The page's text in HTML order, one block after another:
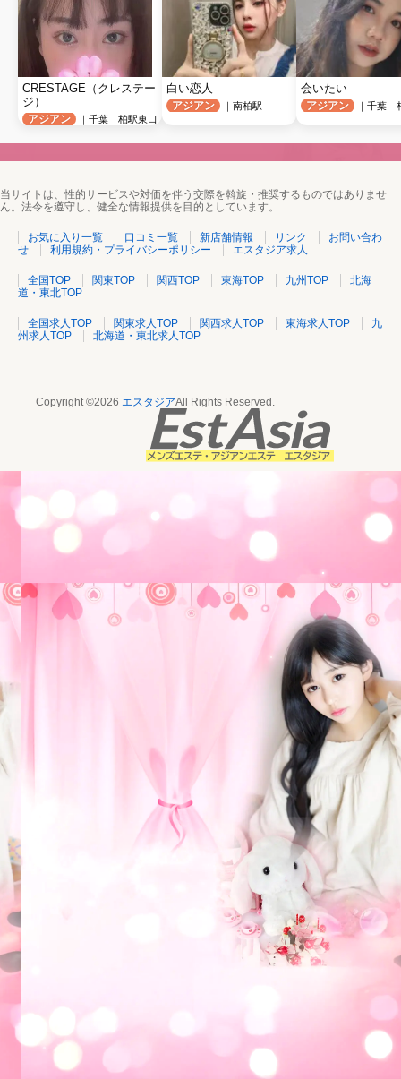
CRESTAGE（クレステー
ジ）
アジアン ｜千葉 柏駅東口
白い恋人
アジアン ｜南柏駅
会いたい
アジアン ｜千葉
当サイトは、性的サービスや対価を伴う交際を斡旋・推奨するものではありませ
ん。法令を遵守し、健全な情報提供を目的としています。
お気に入り一覧 口コミ一覧 新店舗情報 リンク
お問い合わ
せ
利用規約・プライバシーポリシー エスタジア求人
全国TOP 関東TOP 関西TOP 東海TOP 九州TOP
北海
道・東北TOP
全国求人TOP 関東求人TOP 関西求人TOP 東海求人TOP
九
州求人TOP
北海道・東北求人TOP
Copyright ©2026 エスタジアAll Rights Reserved.